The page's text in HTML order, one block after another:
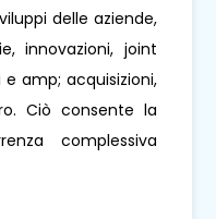
delle aziende,
innovazioni, joint
amp; acquisizioni,
Ciò consente la
complessiva